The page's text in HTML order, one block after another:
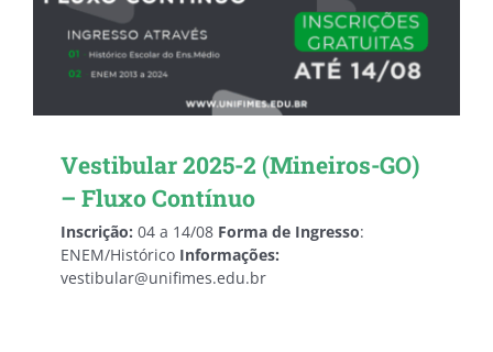
Vestibular 2025-2 (Mineiros-GO)
– Fluxo Contínuo
Inscrição: 04 a 14/08 Forma de Ingresso:
ENEM/Histórico Informações:
vestibular@unifimes.edu.br